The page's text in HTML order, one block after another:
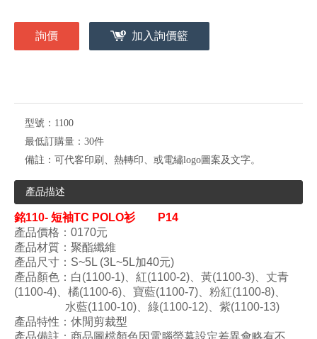
詢價 加入詢價籃
型號： 1100
最低訂購量： 30件
備註： 可代客印刷、熱轉印、或電繡logo圖案及文字。
產品描述
銘110- 短袖TC POLO衫 P14
產品價格：0170元
產品材質： 聚酯纖維
產品尺寸：S~5L (3L~5L加40元)
產品顏色 ：白(1100-1) 、紅(1100-2) 、黃(1100-3) 、丈青
(1100-4) 橘(1100-6) 、寶藍(1100-7) 粉紅(1100-8)
水藍(1100-10) 、綠(1100-12) 、紫(1100-13)
產品特性： 休閒剪裁型